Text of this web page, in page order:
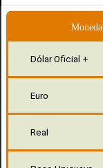
Moneda
Dólar Oficial +
Euro
Real